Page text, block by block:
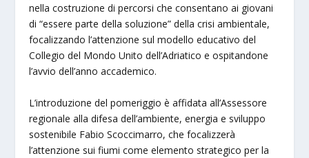
nella costruzione di percorsi che consentano ai giovani
di “essere parte della soluzione” della crisi ambientale,
focalizzando l’attenzione sul modello educativo del
Collegio del Mondo Unito dell’Adriatico e ospitandone
l’avvio dell’anno accademico.
L’introduzione del pomeriggio è affidata all’Assessore
regionale alla difesa dell’ambiente, energia e sviluppo
sostenibile Fabio Scoccimarro, che focalizzerà
l’attenzione sui fiumi come elemento strategico per la